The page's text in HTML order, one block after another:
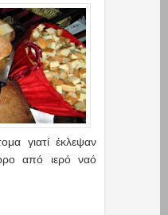
γιατί έκλεψαν
από ιερό ναό